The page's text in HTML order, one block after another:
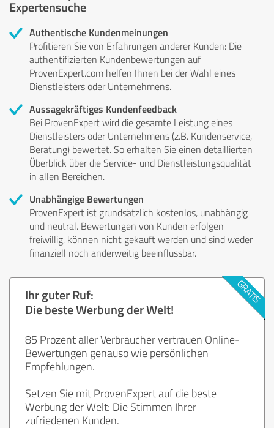
Expertensuche
Authentische Kundenmeinungen
Profitieren Sie von Erfahrungen anderer Kunden: Die
authentifizierten Kundenbewertungen auf
ProvenExpert.com helfen Ihnen bei der Wahl eines
Dienstleisters oder Unternehmens.
Aussagekräftiges Kundenfeedback
Bei ProvenExpert wird die gesamte Leistung eines
Dienstleisters oder Unternehmens (z.B. Kundenservice,
Beratung) bewertet. So erhalten Sie einen detaillierten
Überblick über die Service- und Dienstleistungsqualität
in allen Bereichen.
Unabhängige Bewertungen
ProvenExpert ist grundsätzlich kostenlos, unabhängig
und neutral. Bewertungen von Kunden erfolgen
freiwillig, können nicht gekauft werden und sind weder
finanziell noch anderweitig beeinflussbar.
Ihr guter Ruf:
Die beste Werbung der Welt!
85 Prozent aller Verbraucher vertrauen Online-
Bewertungen genauso wie persönlichen
Empfehlungen.
Setzen Sie mit ProvenExpert auf die beste
Werbung der Welt: Die Stimmen Ihrer
zufriedenen Kunden.